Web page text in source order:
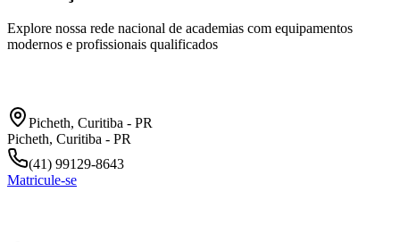
Explore nossa rede nacional de academias com equipamentos
modernos e profissionais qualificados
Picheth, Curitiba - PR
Picheth, Curitiba - PR
(41) 99129-8643
Matricule-se